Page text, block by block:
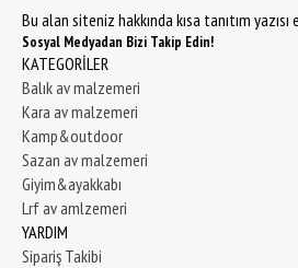
Bu alan siteniz hakkında kısa tanıtım
Sosyal Medyadan Bizi Takip Edin!
KATEGORİLER
Balık av malzemeri
Kara av malzemeri
Kamp&outdoor
Sazan av malzemeri
Giyim&ayakkabı
Lrf av amlzemeri
YARDIM
Sipariş Takibi